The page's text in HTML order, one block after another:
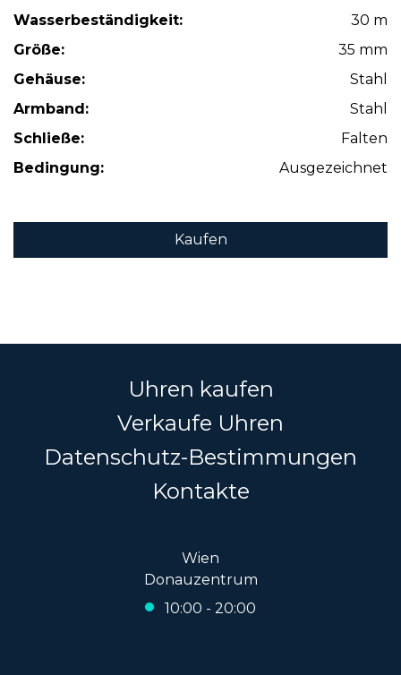
Wasserbeständigkeit:
30 m
Größe:
35 mm
Gehäuse:
Stahl
Armband:
Stahl
Schließe:
Falten
Bedingung:
Ausgezeichnet
Kaufen
Uhren kaufen
Verkaufe Uhren
Datenschutz-Bestimmungen
Kontakte
Wien
Donauzentrum
10:00 - 20:00